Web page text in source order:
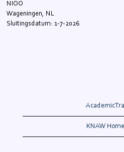
NIOO
Wageningen, NL
1-7-2026
KNAW